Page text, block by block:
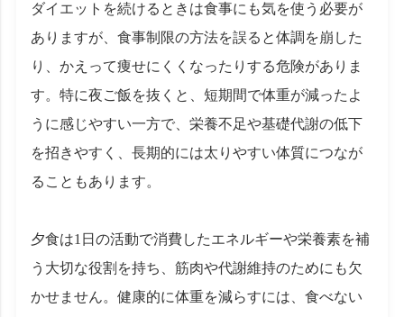
ダイエットを続けるときは食事にも気を使う必要が
ありますが、食事制限の方法を誤ると体調を崩した
り、かえって痩せにくくなったりする危険がありま
す。特に夜ご飯を抜くと、短期間で体重が減ったよ
うに感じやすい一方で、栄養不足や基礎代謝の低下
を招きやすく、長期的には太りやすい体質につなが
ることもあります。
夕食は1日の活動で消費したエネルギーや栄養素を補
う大切な役割を持ち、筋肉や代謝維持のためにも欠
かせません。健康的に体重を減らすには、食べない